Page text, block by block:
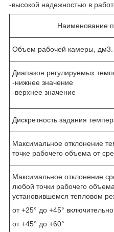
-высокой надежностью в
Наименование
Объем рабочей камеры, дм3.
Диапазон регулируемых
-нижнее значение
-верхнее значение
Дискретность задания
Максимальное отклонение
точке рабочего объема от
Максимальное отклонение
любой точки рабочего
установившемся тепловом
от +25° до +45° включительно
от +45° до +60°